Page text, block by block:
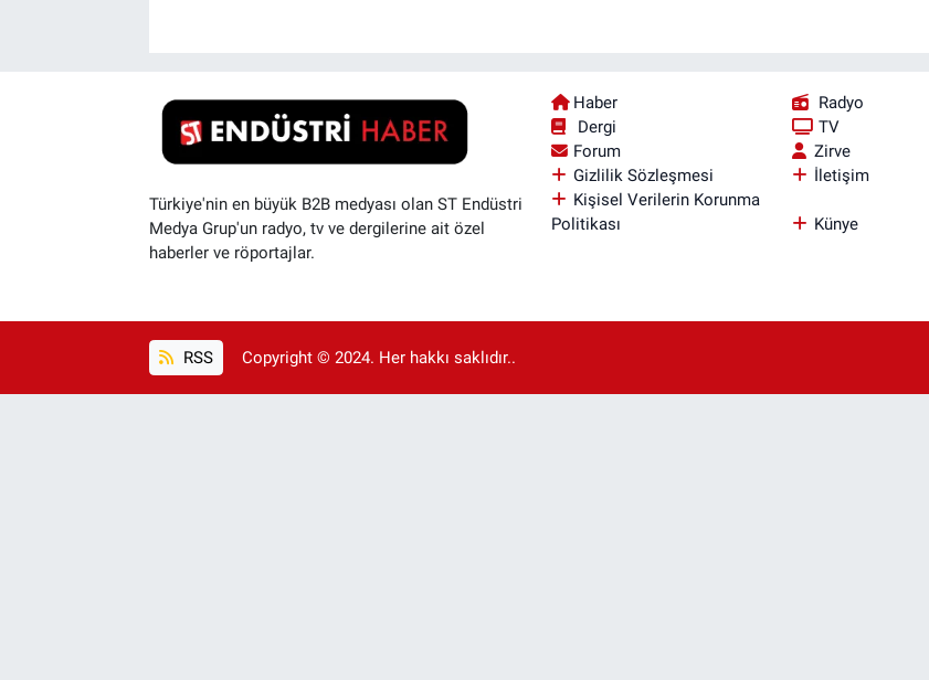
Türkiye'nin en büyük B2B medyası olan ST Endüstri
Medya Grup'un radyo, tv ve dergilerine ait özel
haberler ve röportajlar.
Haber
Radyo
Dergi
TV
Forum
Zirve
Gizlilik Sözleşmesi
İletişim
Kişisel Verilerin Korunma
Politikası
Künye
RSS Copyright © 2024. Her hakkı saklıdır..